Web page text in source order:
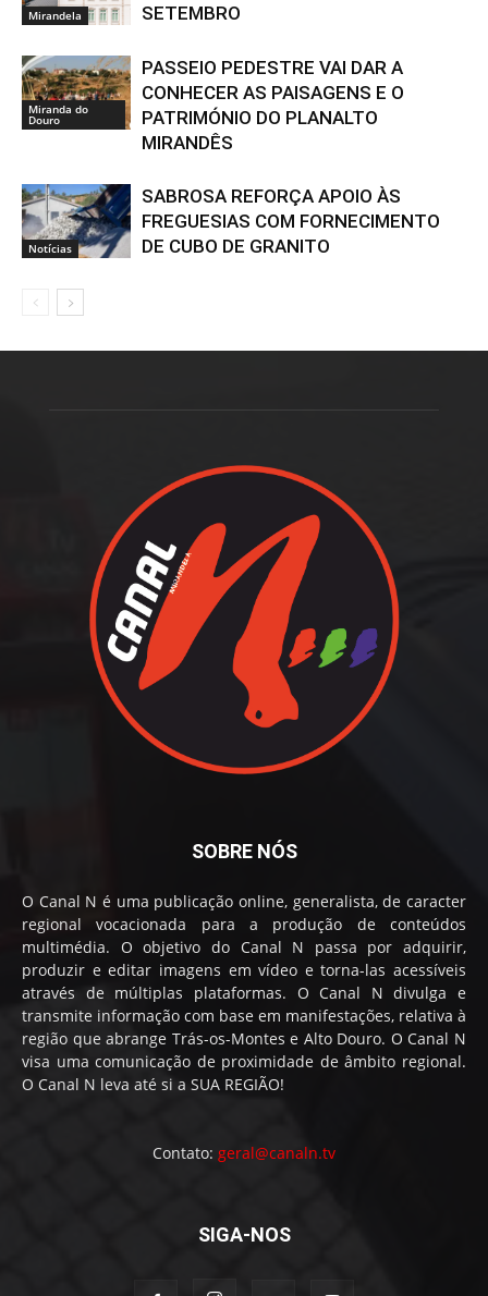
Mirandela
SETEMBRO
Miranda do
Douro
PASSEIO PEDESTRE VAI DAR A
CONHECER AS PAISAGENS E O
PATRIMÓNIO DO PLANALTO
MIRANDÊS
Notícias
SABROSA REFORÇA APOIO ÀS
FREGUESIAS COM FORNECIMENTO
DE CUBO DE GRANITO
SOBRE NÓS
O Canal N é uma publicação online, generalista, de caracter
regional vocacionada para a produção de conteúdos
multimédia. O objetivo do Canal N passa por adquirir,
produzir e editar imagens em vídeo e torna-las acessíveis
através de múltiplas plataformas. O Canal N divulga e
transmite informação com base em manifestações, relativa à
região que abrange Trás-os-Montes e Alto Douro. O Canal N
visa uma comunicação de proximidade de âmbito regional.
O Canal N leva até si a SUA REGIÃO!
Contato: geral@canaln.tv
SIGA-NOS